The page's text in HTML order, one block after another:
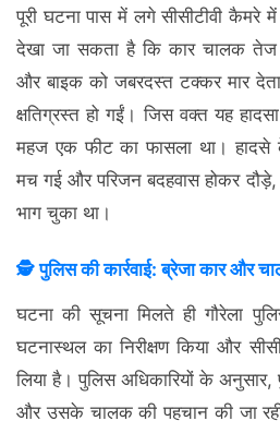
पूरी घटना पास में लगे सीसीटीवी
देखा जा सकता है कि कार चालक तेज
और बाइक को जबरदस्त टक्कर मार
क्षतिग्रस्त हो गईं। जिस वक्त यह
महज एक फीट का फासला था। हादसे
मच गई और परिजन बदहवास होकर
भाग चुका था।
🕵️ पुलिस की कार्रवाई: ब्रेजा कार और
घटना की सूचना मिलते ही गौरेला
घटनास्थल का निरीक्षण किया और
लिया है। पुलिस अधिकारियों के
और उसके चालक की पहचान की जा